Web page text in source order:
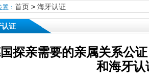
置： 首页> 海牙认证
证
探亲需要的亲属关系公
和海牙认